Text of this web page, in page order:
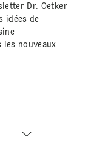
Dr. Oetker
idées de
nouveaux